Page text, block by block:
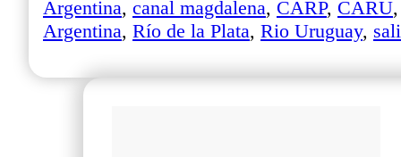
Argentina, canal magdalena, CARP, CARU
Argentina, Río de la Plata, Rio Uruguay,